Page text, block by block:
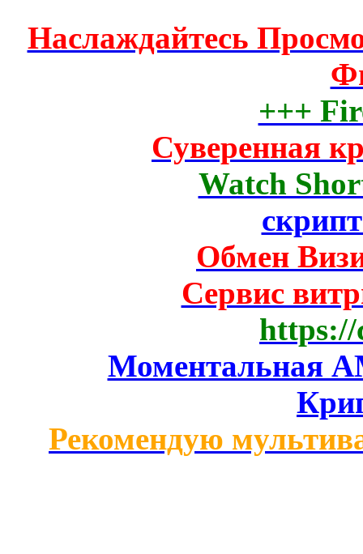
Наслаждайтесь
+++
Суверенная
Watch
Обмен
Сервис
Моментальная
Рекомендую